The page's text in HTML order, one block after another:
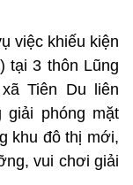
việc khiếu kiện
tại 3 thôn Lũng
Tiên Du liên
phóng mặt
khu đô thị mới,
vui chơi giải